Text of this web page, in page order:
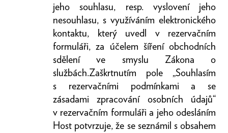
jeho souhlasu, resp. vyslovení jeho
nesouhlasu, s využíváním elektronického
kontaktu, který uvedl v rezervačním
formuláři, za účelem šíření obchodních
sdělení ve smyslu Zákona o
službách.Zaškrtnutím pole „Souhlasím
s rezervačními podmínkami a se
zásadami zpracování osobních údajů“
v rezervačním formuláři a jeho odesláním
Host potvrzuje, že se seznámil s obsahem